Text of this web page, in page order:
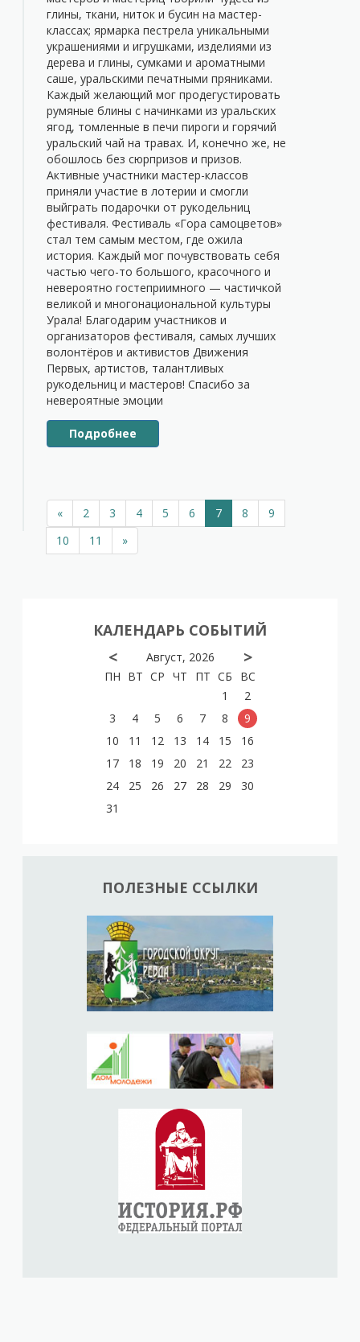
глины, ткани, ниток и бусин на мастер-
классах; ярмарка пестрела уникальными
украшениями и игрушками, изделиями из
дерева и глины, сумками и ароматными
саше, уральскими печатными пряниками.
Каждый желающий мог продегустировать
румяные блины с начинками из уральских
ягод, томленные в печи пироги и горячий
уральский чай на травах. И, конечно же, не
обошлось без сюрпризов и призов.
Активные участники мастер-классов
приняли участие в лотерии и смогли
выйграть подарочки от рукодельниц
фестиваля. Фестиваль «Гора самоцветов»
стал тем самым местом, где ожила
история. Каждый мог почувствовать себя
частью чего-то большого, красочного и
невероятно гостеприимного — частичкой
великой и многонациональной культуры
Урала! Благодарим участников и
организаторов фестиваля, самых лучших
волонтёров и активистов Движения
Первых, артистов, талантливых
рукодельниц и мастеров! Спасибо за
невероятные эмоции
Подробнее
« 2 3 4 5 6 7 8
9
10
11 »
КАЛЕНДАРЬ СОБЫТИЙ
< Август, 2026 >
ПН ВТ СР ЧТ ПТ СБ
ВС
1
2
3
4 5 6 7 8
9
10
11 12 13 14 15
16
17
18 19 20 21 22
23
24
25 26 27 28 29
30
31
ПОЛЕЗНЫЕ ССЫЛКИ